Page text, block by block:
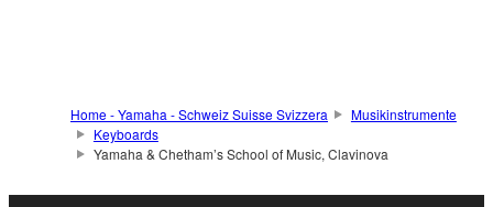
Home - Yamaha - Schweiz Suisse Svizzera
Musikinstrumente
Keyboards
Yamaha & Chetham’s School of Music, Clavinova